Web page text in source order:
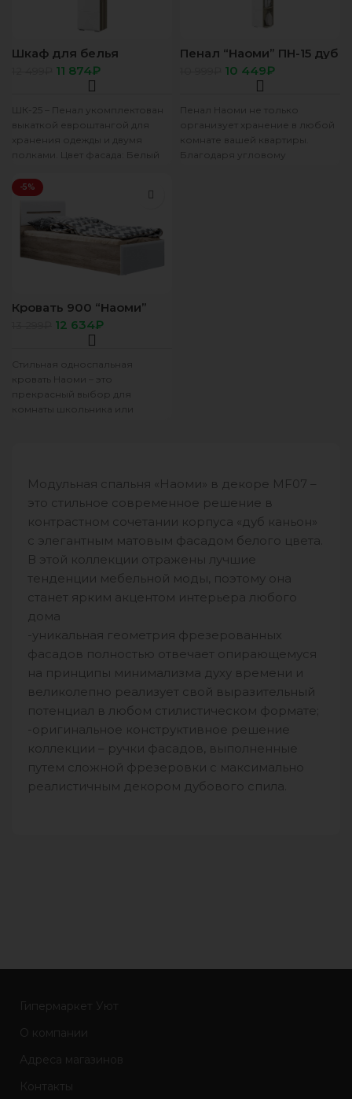
Шкаф для белья
“Наоми” ШК-25 дуб
каньон/белый глянец
11 874₽
ШК-25 – Пенал укомплектован
выкаткой евроштангой для
хранения одежды и двумя
полками. Цвет фасада: Белый
Каньон
Пенал “Наоми” ПН-15 дуб
каньон/белый глянец
10 449₽
Пенал Наоми не только
организует хранение в любой
комнате вашей квартиры.
Благодаря угловому
-5%
Кровать 900 “Наоми”
КР-12 дуб каньон/белый
глянец + настил
12 634₽
Стильная односпальная
кровать Наоми – это
прекрасный выбор для
комнаты школьника или
Модульная спальня «Наоми» в декоре MF07 –
это стильное современное решение в
контрастном сочетании корпуса «дуб каньон»
с элегантным матовым фасадом белого цвета.
В этой коллекции отражены лучшие
тенденции мебельной моды, поэтому она
станет ярким акцентом интерьера любого
дома
-уникальная геометрия фрезерованных
фасадов полностью отвечает опирающемуся
на принципы минимализма духу времени и
великолепно реализует свой выразительный
потенциал в любом стилистическом формате;
-оригинальное конструктивное решение
коллекции – ручки фасадов, выполненные
путем сложной фрезеровки с максимально
реалистичным декором дубового спила.
Гипермаркет Уют
О компании
Адреса магазинов
Контакты